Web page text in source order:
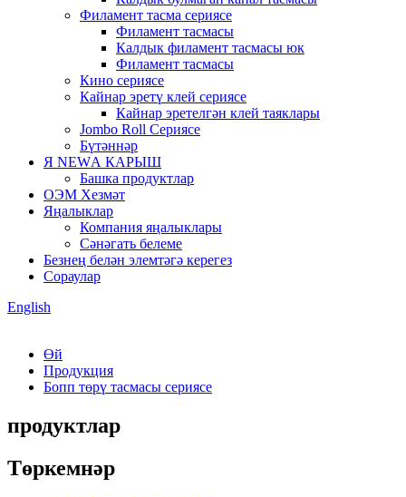
Филамент тасма сериясе
Филамент тасмасы
Калдык филамент тасмасы юк
Филамент тасмасы
Кино сериясе
Кайнар эретү клей сериясе
Кайнар эретелгән клей таяклары
Jombo Roll Сериясе
Бүтәннәр
Я NEWА КАРЫШ
Башка продуктлар
ОЭМ Хезмәт
Яңалыклар
Компания яңалыклары
Сәнәгать белеме
Безнең белән элемтәгә керегез
Сораулар
English
Өй
Продукция
Бопп төрү тасмасы сериясе
продуктлар
Төркемнәр